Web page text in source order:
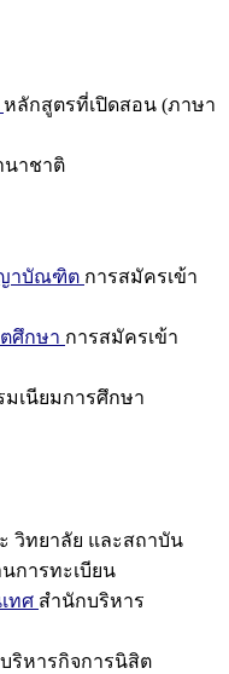
หลักสูตรที่เปิดสอน (ภาษา
นาชาติ
ญาบัณฑิต การสมัครเข้า
ศึกษา การสมัครเข้า
มเนียมการศึกษา
วิทยาลัย และสถาบัน
การทะเบียน
ทศ สำนักบริหาร
ริหารกิจการนิสิต